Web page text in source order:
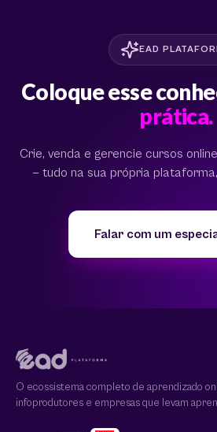
EAD
Coloque esse
prática.
Crie, venda e gerencie cursos
— tudo na sua própria
Falar com um
O ecossistema completo de aprendizado
infoprodutores e empresas que levam